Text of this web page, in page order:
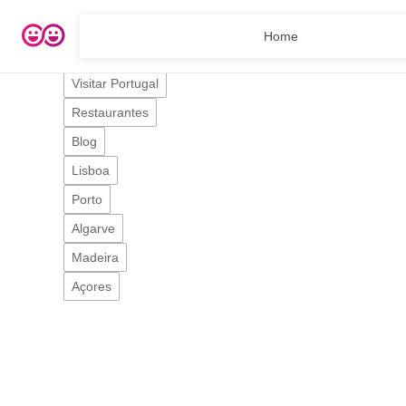
Home
Visitar Portugal
Restaurantes
Blog
Lisboa
Porto
Algarve
Madeira
Açores